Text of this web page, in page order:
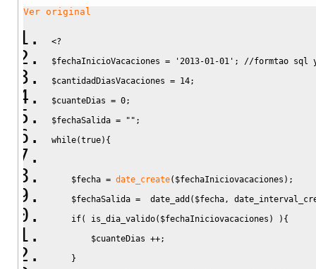
Ver original
<?
$fechaInicioVacaciones = '2013-01-01' ;
//formtao sql
$cantidadDiasVacaciones = 14;
$cuanteDias = 0;
$fechaSalida = "" ;
while(true) {
$fecha = date_create( $fechaIniciovacaciones ) ;
$fechaSalida = date_add ( $fecha ,
if( is_dia_valido( $fechaIniciovacaciones ) ) {
$cuanteDias ++;
}